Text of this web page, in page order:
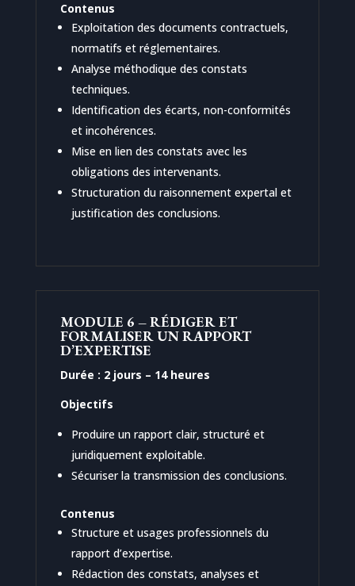
Contenus
Exploitation des documents contractuels,
normatifs et réglementaires.
Analyse méthodique des constats
techniques.
Identification des écarts, non-conformités
et incohérences.
Mise en lien des constats avec les
obligations des intervenants.
Structuration du raisonnement expertal et
justification des conclusions.
MODULE 6 – RÉDIGER ET
FORMALISER UN RAPPORT
D’EXPERTISE
Durée : 2 jours – 14 heures
Objectifs
Produire un rapport clair, structuré et
juridiquement exploitable.
Sécuriser la transmission des conclusions.
Contenus
Structure et usages professionnels du
rapport d’expertise.
Rédaction des constats, analyses et